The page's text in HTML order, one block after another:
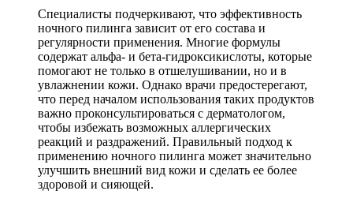
Специалисты подчеркивают, что эффективность
ночного пилинга зависит от его состава и
регулярности применения. Многие формулы
содержат альфа- и бета-гидроксикислоты, которые
помогают не только в отшелушивании, но и в
увлажнении кожи. Однако врачи предостерегают,
что перед началом использования таких продуктов
важно проконсультироваться с дерматологом,
чтобы избежать возможных аллергических
реакций и раздражений. Правильный подход к
применению ночного пилинга может значительно
улучшить внешний вид кожи и сделать ее более
здоровой и сияющей.